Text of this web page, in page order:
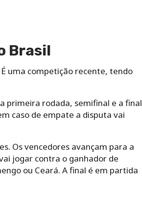
Brasil
uma competição recente, tendo
primeira rodada, semifinal e a final
caso de empate a disputa vai
Os vencedores avançam para a
jogar contra o ganhador de
ou Ceará. A final é em partida